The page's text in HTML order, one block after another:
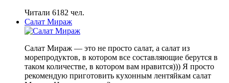
Читали 6182 чел.
Салат Мираж
Салат Мираж — это не просто салат, а салат из
морепродуктов, в котором все составляющие берутся в
таком количестве, в котором вам нравится))) Я просто
рекомендую приготовить кухонным лентяйкам салат